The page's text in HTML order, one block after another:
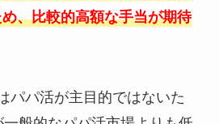
、比較的高額な手当が期待
パパ活が主目的ではないた